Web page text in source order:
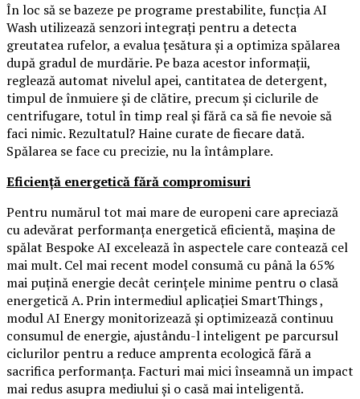
În loc să se bazeze pe programe prestabilite, funcția AI
Wash utilizează senzori integrați pentru a detecta
greutatea rufelor, a evalua țesătura și a optimiza spălarea
după gradul de murdărie. Pe baza acestor informații,
reglează automat nivelul apei, cantitatea de detergent,
timpul de înmuiere și de clătire, precum și ciclurile de
centrifugare, totul în timp real și fără ca să fie nevoie să
faci nimic. Rezultatul? Haine curate de fiecare dată.
Spălarea se face cu precizie, nu la întâmplare.
Eficiență energetică fără compromisuri
Pentru numărul tot mai mare de europeni care apreciază
cu adevărat performanța energetică eficientă, mașina de
spălat Bespoke AI excelează în aspectele care contează cel
mai mult. Cel mai recent model consumă cu până la 65%
mai puțină energie decât cerințele minime pentru o clasă
energetică A. Prin intermediul aplicației SmartThings ,
modul AI Energy monitorizează și optimizează continuu
consumul de energie, ajustându-l inteligent pe parcursul
ciclurilor pentru a reduce amprenta ecologică fără a
sacrifica performanța. Facturi mai mici înseamnă un impact
mai redus asupra mediului și o casă mai inteligentă.